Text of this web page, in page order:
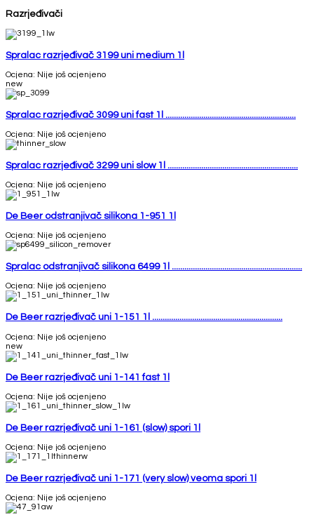
Razrjeđivači
Spralac razrjeđivač 3199 uni medium 1l
Ocjena: Nije još ocjenjeno
new
Spralac razrjeđivač 3099 uni fast 1l ..............................................................
Ocjena: Nije još ocjenjeno
Spralac razrjeđivač 3299 uni slow 1l ..............................................................
Ocjena: Nije još ocjenjeno
De Beer odstranjivač silikona 1-951 1l
Ocjena: Nije još ocjenjeno
Spralac odstranjivač silikona 6499 1l ..............................................................
Ocjena: Nije još ocjenjeno
De Beer razrjeđivač uni 1-151 1l ..............................................................
Ocjena: Nije još ocjenjeno
new
De Beer razrjeđivač uni 1-141 fast 1l
Ocjena: Nije još ocjenjeno
De Beer razrjeđivač uni 1-161 (slow) spori 1l
Ocjena: Nije još ocjenjeno
De Beer razrjeđivač uni 1-171 (very slow) veoma spori 1l
Ocjena: Nije još ocjenjeno